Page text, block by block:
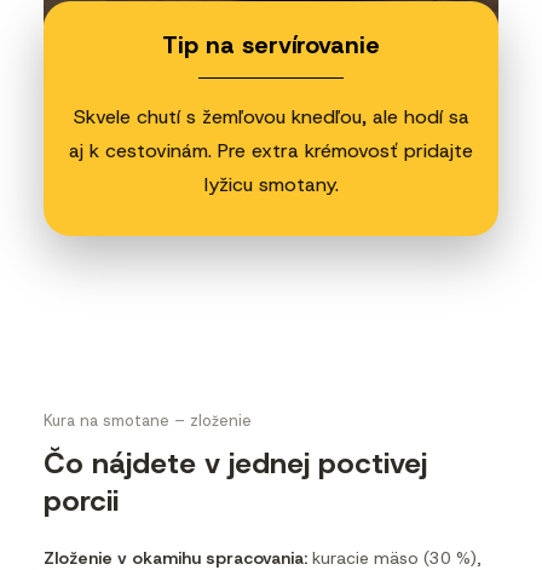
Tip na servírovanie
Skvele chutí s žemľovou knedľou, ale hodí sa
aj k cestovinám. Pre extra krémovosť pridajte
lyžicu smotany.
Kura na smotane – zloženie
Čo nájdete v jednej poctivej
porcii
Zloženie v okamihu spracovania: kuracie mäso (30 %),